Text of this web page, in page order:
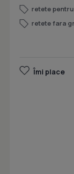
retete
retete fara
Îmi place